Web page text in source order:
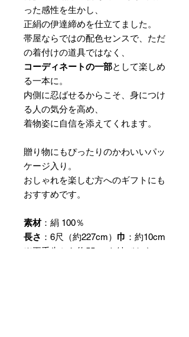
った感性を生かし、
正絹の伊達締めを仕立てました。
帯屋ならではの配色センスで、ただ
の着付けの道具ではなく、
コーディネートの一部として楽しめ
る一本に。
内側に忍ばせるからこそ、身につけ
る人の気分を高め、
着物姿に自信を添えてくれます。
贈り物にもぴったりのかわいいパッ
ケージ入り。
おしゃれを楽しむ方へのギフトにも
おすすめです。
素材：絹 100％
長さ ：6尺（約227cm） 巾 ：約10cm
※両手先から約55cmを結びやすい